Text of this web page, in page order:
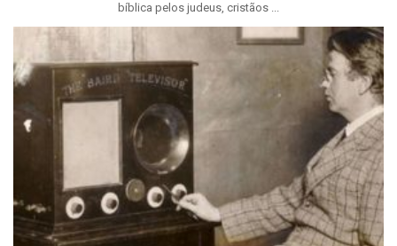
bíblica pelos judeus, cristãos ...